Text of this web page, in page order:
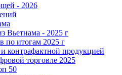
- 2026
Вьетнама - 2025 г
по итогам 2025 г
контрафактной продукцией
торговле 2025
50